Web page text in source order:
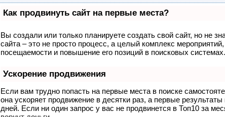
Как продвинуть сайт на первые места?
Вы создали или только планируете создать свой сайт, но не
сайта – это не просто процесс, а целый комплекс
посещаемости и повышение его позиций в поисковых системах.
Ускорение продвижения
Если вам трудно попасть на первые места в поиске
она ускоряет продвижение в десятки раз, а первые
дней. Если ни один запрос у вас не продвинется в Топ10 за